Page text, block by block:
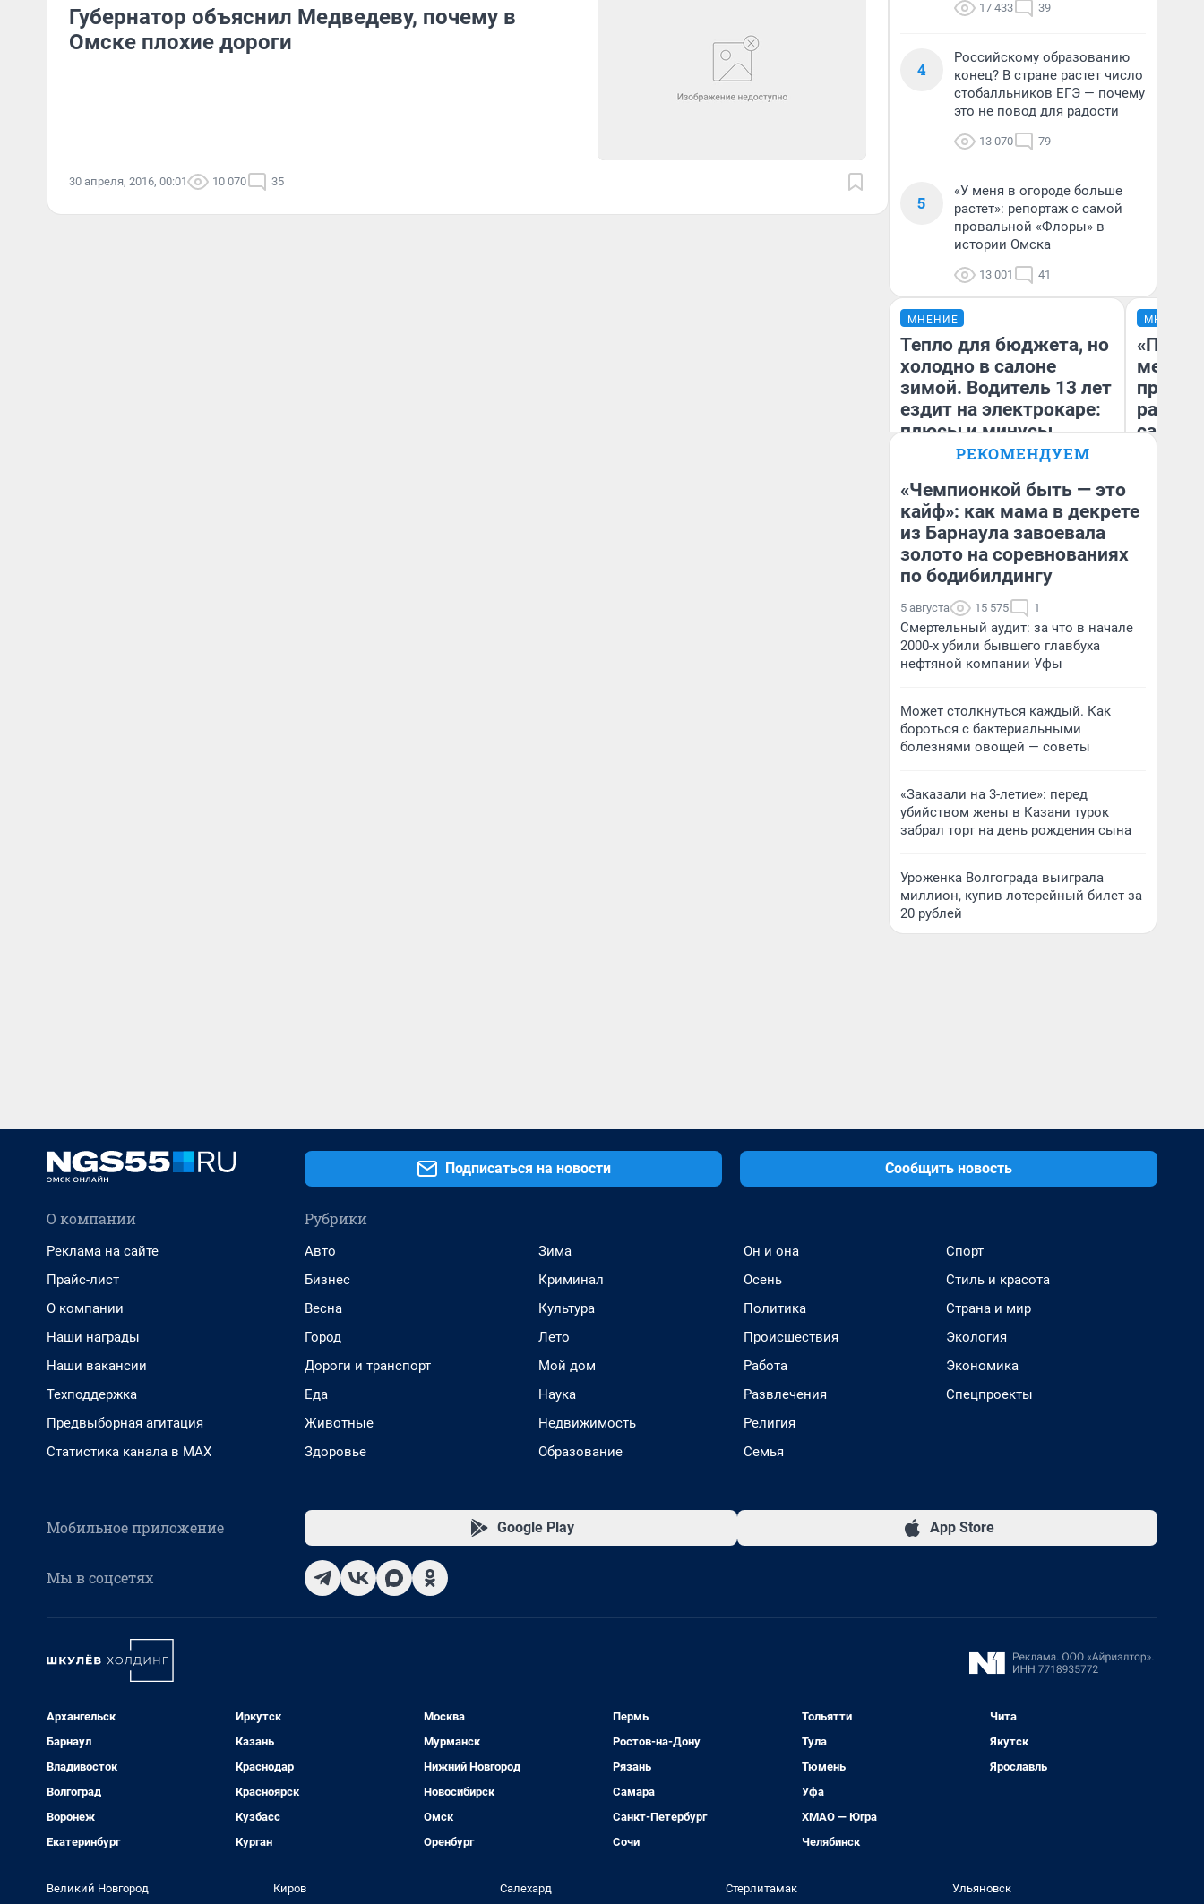
Губернатор объяснил Медведеву, почему в
Омске плохие дороги
30 апреля, 2016, 00:01 10 070 35
17 433 39
4
Российскому образованию
конец? В стране растет число
стобалльников ЕГЭ — почему
это не повод для радости
13 070 79
5
«У меня в огороде больше
растет»: репортаж с самой
провальной «Флоры» в
истории Омска
13 001 41
МНЕНИЕ
Тепло для бюджета, но
холодно в салоне
зимой. Водитель 13 лет
ездит на электрокаре:
плюсы и минусы
Денис Дедюхин
МНЕНИЕ
самом
РЕКОМЕНДУЕМ
«Чемпионкой быть — это
кайф»: как мама в декрете
из Барнаула завоевала
золото на соревнованиях
по бодибилдингу
5 августа 15 575 1
Смертельный аудит: за что в начале
2000-х убили бывшего главбуха
нефтяной компании Уфы
Может столкнуться каждый. Как
бороться с бактериальными
болезнями овощей — советы
«Заказали на 3-летие»: перед
убийством жены в Казани турок
забрал торт на день рождения сына
Уроженка Волгограда выиграла
миллион, купив лотерейный билет за
20 рублей
Подписаться на новости Сообщить новость
О компании
Реклама на сайте
Прайс-лист
О компании
Наши награды
Наши вакансии
Техподдержка
Предвыборная агитация
Статистика канала в MAX
Рубрики
Авто
Бизнес
Весна
Город
Дороги и транспорт
Еда
Животные
Здоровье
Зима
Криминал
Культура
Лето
Мой дом
Наука
Недвижимость
Образование
Он и она
Осень
Политика
Происшествия
Работа
Развлечения
Религия
Семья
Спорт
Стиль и красота
Страна и мир
Экология
Экономика
Спецпроекты
Мобильное приложение Google Play App Store
Мы в соцсетях
Архангельск
Барнаул
Владивосток
Волгоград
Воронеж
Екатеринбург
Иркутск
Казань
Краснодар
Красноярск
Кузбасс
Курган
Москва
Мурманск
Нижний Новгород
Новосибирск
Омск
Оренбург
Пермь
Ростов-на-Дону
Рязань
Самара
Санкт-Петербург
Сочи
Тольятти
Тула
Тюмень
Уфа
ХМАО — Югра
Челябинск
Чита
Якутск
Ярославль
Великий Новгород Киров Салехард Стерлитамак Ульяновск